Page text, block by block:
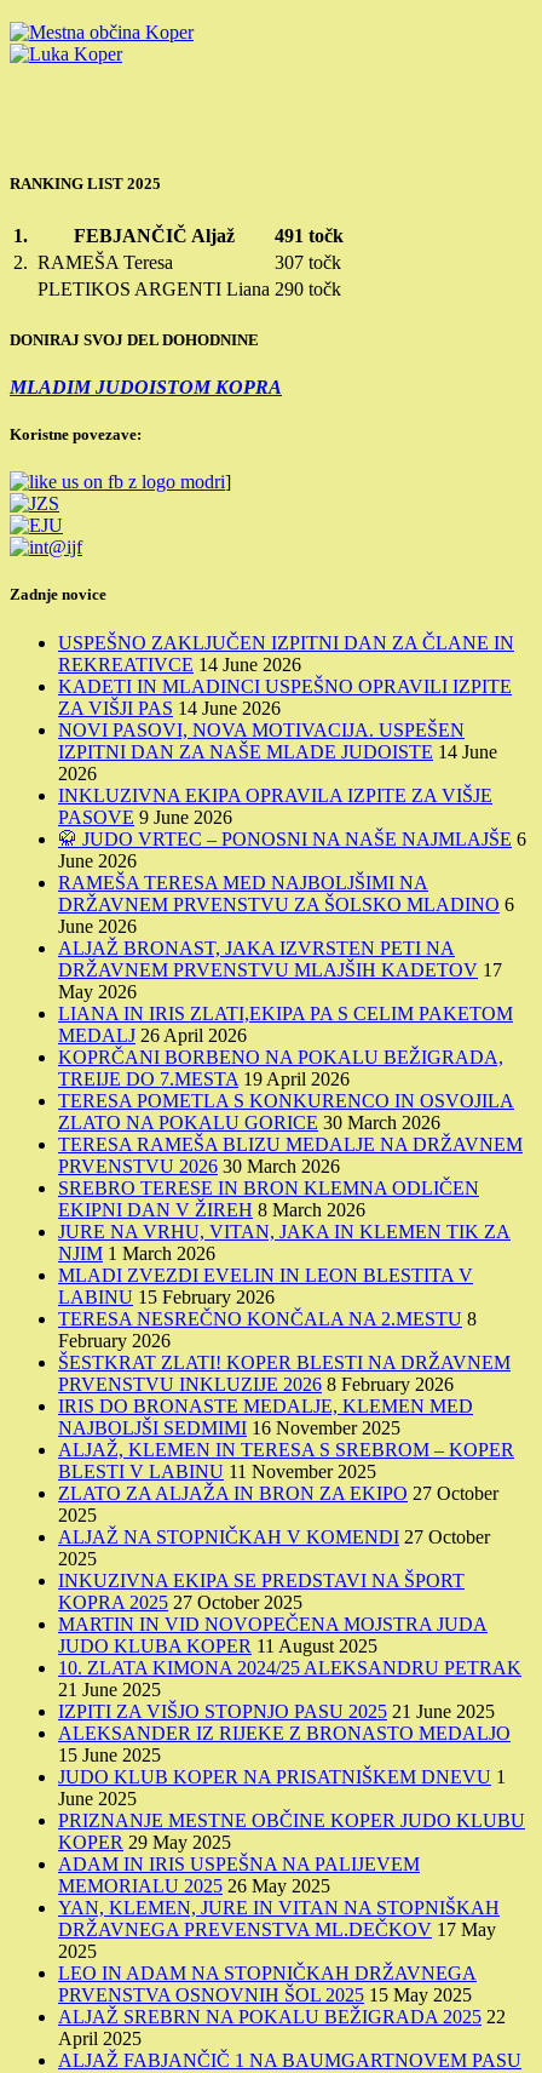
RANKING LIST 2025
1. FEBJANČIČ Aljaž
491 točk
2. RAMEŠA Teresa
307 točk
PLETIKOS ARGENTI Liana 290 točk
DONIRAJ SVOJ DEL DOHODNINE
MLADIM JUDOISTOM KOPRA
Koristne povezave:
]
Zadnje novice
USPEŠNO ZAKLJUČEN IZPITNI DAN ZA ČLANE IN
REKREATIVCE 14 June 2026
KADETI IN MLADINCI USPEŠNO OPRAVILI IZPITE
ZA VIŠJI PAS 14 June 2026
NOVI PASOVI, NOVA MOTIVACIJA. USPEŠEN
IZPITNI DAN ZA NAŠE MLADE JUDOISTE 14 June
2026
INKLUZIVNA EKIPA OPRAVILA IZPITE ZA VIŠJE
PASOVE 9 June 2026
🥋 JUDO VRTEC – PONOSNI NA NAŠE NAJMLAJŠE 6
June 2026
RAMEŠA TERESA MED NAJBOLJŠIMI NA
DRŽAVNEM PRVENSTVU ZA ŠOLSKO MLADINO 6
June 2026
ALJAŽ BRONAST, JAKA IZVRSTEN PETI NA
DRŽAVNEM PRVENSTVU MLAJŠIH KADETOV 17
May 2026
LIANA IN IRIS ZLATI,EKIPA PA S CELIM PAKETOM
MEDALJ 26 April 2026
KOPRČANI BORBENO NA POKALU BEŽIGRADA,
TREIJE DO 7.MESTA 19 April 2026
TERESA POMETLA S KONKURENCO IN OSVOJILA
ZLATO NA POKALU GORICE 30 March 2026
TERESA RAMEŠA BLIZU MEDALJE NA DRŽAVNEM
PRVENSTVU 2026 30 March 2026
SREBRO TERESE IN BRON KLEMNA ODLIČEN
EKIPNI DAN V ŽIREH 8 March 2026
JURE NA VRHU, VITAN, JAKA IN KLEMEN TIK ZA
NJIM 1 March 2026
MLADI ZVEZDI EVELIN IN LEON BLESTITA V
LABINU 15 February 2026
TERESA NESREČNO KONČALA NA 2.MESTU 8
February 2026
ŠESTKRAT ZLATI! KOPER BLESTI NA DRŽAVNEM
PRVENSTVU INKLUZIJE 2026 8 February 2026
IRIS DO BRONASTE MEDALJE, KLEMEN MED
NAJBOLJŠI SEDMIMI 16 November 2025
ALJAŽ, KLEMEN IN TERESA S SREBROM – KOPER
BLESTI V LABINU 11 November 2025
ZLATO ZA ALJAŽA IN BRON ZA EKIPO 27 October
2025
ALJAŽ NA STOPNIČKAH V KOMENDI 27 October
2025
INKUZIVNA EKIPA SE PREDSTAVI NA ŠPORT
KOPRA 2025 27 October 2025
MARTIN IN VID NOVOPEČENA MOJSTRA JUDA
JUDO KLUBA KOPER 11 August 2025
10. ZLATA KIMONA 2024/25 ALEKSANDRU PETRAK
21 June 2025
IZPITI ZA VIŠJO STOPNJO PASU 2025 21 June 2025
ALEKSANDER IZ RIJEKE Z BRONASTO MEDALJO
15 June 2025
JUDO KLUB KOPER NA PRISATNIŠKEM DNEVU 1
June 2025
PRIZNANJE MESTNE OBČINE KOPER JUDO KLUBU
KOPER 29 May 2025
ADAM IN IRIS USPEŠNA NA PALIJEVEM
MEMORIALU 2025 26 May 2025
YAN, KLEMEN, JURE IN VITAN NA STOPNIŠKAH
DRŽAVNEGA PREVENSTVA ML.DEČKOV 17 May
2025
LEO IN ADAM NA STOPNIČKAH DRŽAVNEGA
PRVENSTVA OSNOVNIH ŠOL 2025 15 May 2025
ALJAŽ SREBRN NA POKALU BEŽIGRADA 2025 22
April 2025
ALJAŽ FABJANČIČ 1 NA BAUMGARTNOVEM PASU